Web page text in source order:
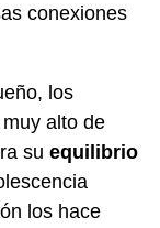
conexiones
los
alto de
su equilibrio
los hace